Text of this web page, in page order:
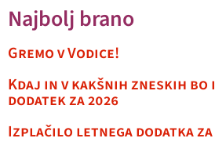
Najbolj brano
Gremo v Vodice!
Kdaj in v kakšnih zneskih
dodatek za 2026
Izplačilo letnega dodatka za